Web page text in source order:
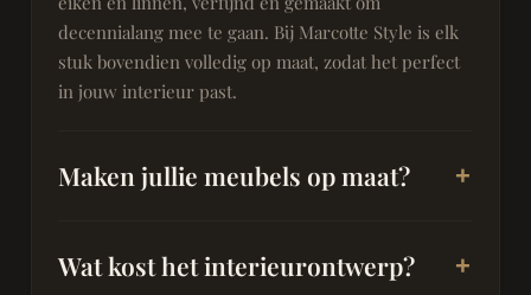
decennialang mee te gaan. Bij Marcotte Style is elk
stuk bovendien volledig op maat, zodat het perfect
in jouw interieur past.
Maken jullie meubels op maat?
Wat kost het interieurontwerp?